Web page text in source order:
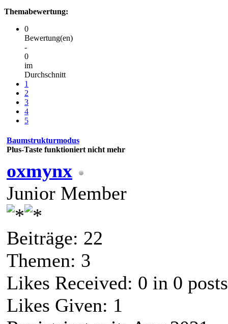
Themabewertung:
0
Bewertung(en)
-
0
im
Durchschnitt
1
2
3
4
5
Baumstrukturmodus
Plus-Taste funktioniert nicht mehr
oxmynx
Junior Member
Beiträge: 22
Themen: 3
Likes Received: 0 in 0 posts
Likes Given: 1